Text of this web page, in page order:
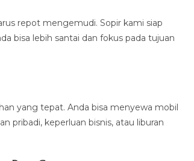
repot mengemudi. Sopir kami siap
bisa lebih santai dan fokus pada tujuan
yang tepat. Anda bisa menyewa mobil
pribadi, keperluan bisnis, atau liburan